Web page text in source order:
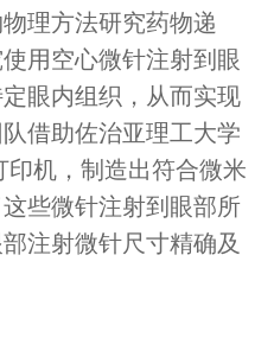
理方法研究药物递
用空心微针注射到眼
眼内组织，从而实现
借助佐治亚理工大学
印机，制造出符合微米
些微针注射到眼部所
注射微针尺寸精确及